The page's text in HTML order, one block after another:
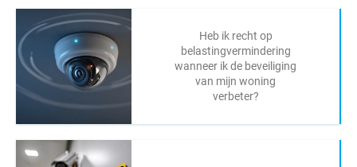
Heb ik recht op
belastingvermindering
wanneer ik de beveiliging
van mijn woning
verbeter?